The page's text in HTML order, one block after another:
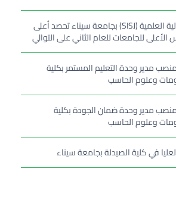
مجلة سيناء الدولية العلمية (SISJ) بجامعة سيناء تحصد أعلى
للجامعات للعام الثاني على التوالي
مدير وحدة التعليم المستمر بكلية
وعلوم الحاسب
مدير وحدة ضمان الجودة بكلية
وعلوم الحاسب
في كلية الصيدلة بجامعة سيناء